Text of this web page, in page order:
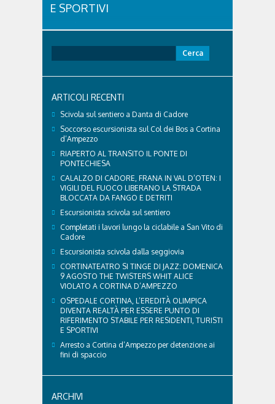
E SPORTIVI
territorio dolomitico. Ospedale Cortina -
struttura parte di GVM Care & Research che durante i
delegazioni e pubblico, sta per entrare in una...
per:
ARTICOLI RECENTI
Scivola sul sentiero a Danta di Cadore
Soccorso escursionista sul Col dei Bos a Cortina
d’Ampezzo
RIAPERTO AL TRANSITO IL PONTE DI
PONTECHIESA
CALALZO DI CADORE, FRANA IN VAL D’OTEN: I
VIGILI DEL FUOCO LIBERANO LA STRADA
BLOCCATA DA FANGO E DETRITI
Escursionista scivola sul sentiero
Completati i lavori lungo la ciclabile a San Vito di
Cadore
Escursionista scivola dalla seggiovia
CORTINATEATRO SI TINGE DI JAZZ: DOMENICA
9 AGOSTO THE TWISTERS WHIT ALICE
VIOLATO A CORTINA D’AMPEZZO
OSPEDALE CORTINA, L’EREDITÀ OLIMPICA
DIVENTA REALTÀ PER ESSERE PUNTO DI
RIFERIMENTO STABILE PER RESIDENTI, TURISTI
E SPORTIVI
Arresto a Cortina d’Ampezzo per detenzione ai
fini di spaccio
ARCHIVI